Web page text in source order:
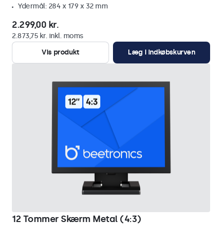
Ydermål: 284 x 179 x 32 mm
2.299,00 kr.
2.873,75 kr. inkl. moms
Vis produkt
Læg i indkøbskurven
12 Tommer Skærm Metal (4:3)